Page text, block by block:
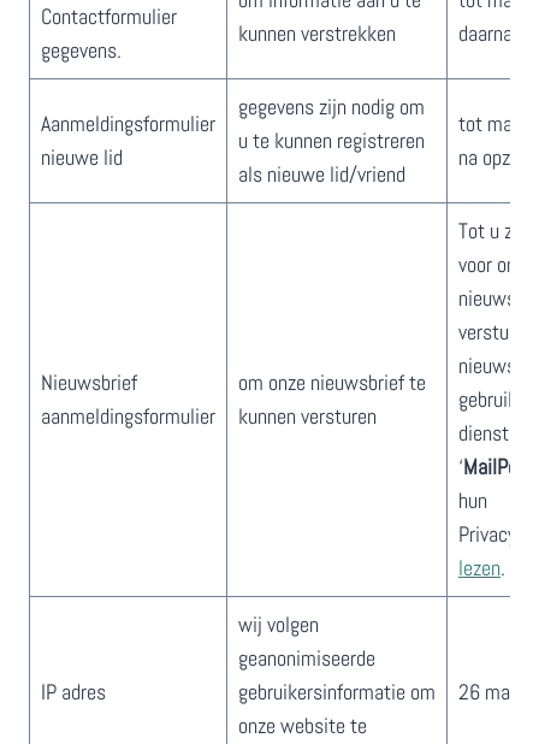
Contactformulier
gegevens.
kunnen verstrekken
daarna
​​​Aanmeldingsformulier
nieuwe lid
​​gegevens zijn nodig om ​
u te kunnen registreren
als nieuwe lid/vriend
​​​tot
na
Nieuwsbrief
aanmeldingsformulier
​om onze nieuwsbrief te
kunnen versturen
​Tot ​u
voor onze
versturen
diensten
‘MailPoet
hun
lezen.
​IP adres
​​wij volgen
geanonimiseerde
gebruikersinformatie om
onze website te
​26